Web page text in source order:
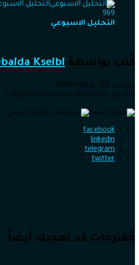
التحليل
969
التحليل الاسبوعي
كُتب بواسطة Kseibi
مراقب SEO و Marketing
حائز على شهادة هندسة تقانة معلومات
facebook
linkedin
telegram
twitter
مُقترحات قد تعجبك أيضاً